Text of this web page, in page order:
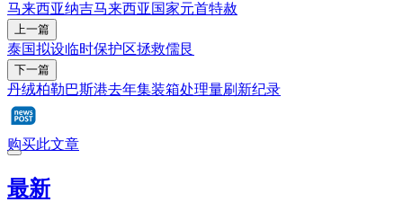
马来西亚纳吉马来西亚国家元首特赦
上一篇
泰国拟设临时保护区拯救儒艮
下一篇
丹绒柏勒巴斯港去年集装箱处理量刷新纪录
购买此文章
最新